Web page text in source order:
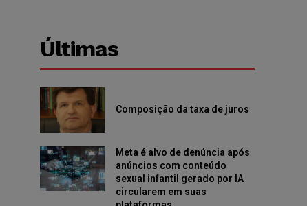
Últimas
Composição da taxa de juros
Meta é alvo de denúncia após
anúncios com conteúdo
sexual infantil gerado por IA
circularem em suas